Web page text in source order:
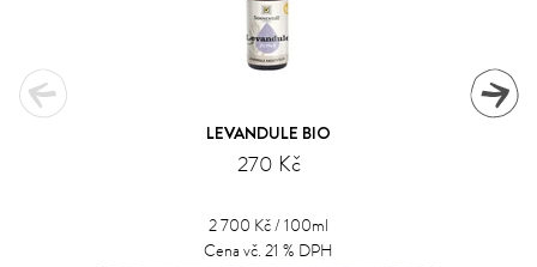
LEVANDULE BIO
270 Kč
2 700 Kč / 100ml
Cena vč. 21 % DPH